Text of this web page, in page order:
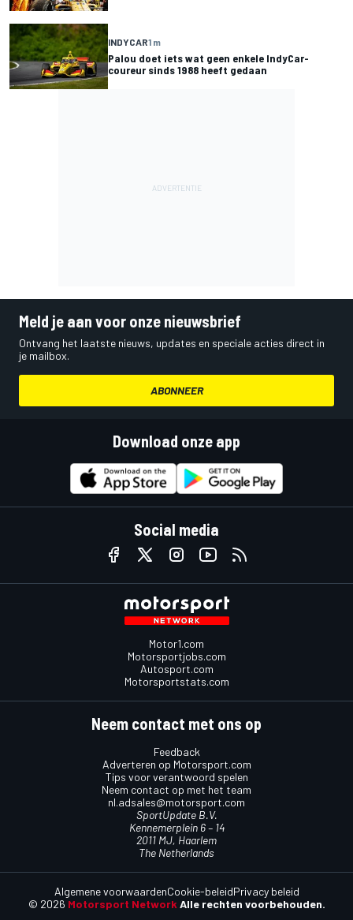
INDYCAR1 m
Palou doet iets wat geen enkele IndyCar-
coureur sinds 1988 heeft gedaan
Meld je aan voor onze nieuwsbrief
Ontvang het laatste nieuws, updates en speciale acties direct in
je mailbox.
ABONNEER
Download onze app
Social media
Motor1.com
Motorsportjobs.com
Autosport.com
Motorsportstats.com
Neem contact met ons op
Feedback
Adverteren op Motorsport.com
Tips voor verantwoord spelen
Neem contact op met het team
nl.adsales@motorsport.com
SportUpdate B.V.
Kennemerplein 6 – 14
2011 MJ, Haarlem
The Netherlands
© 2026 Motorsport Network Alle rechten voorbehouden.
Algemene voorwaardenCookie-beleidPrivacy beleid